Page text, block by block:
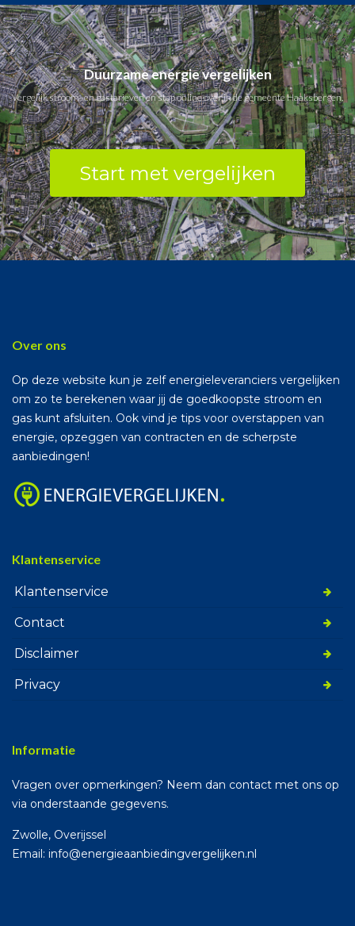
Duurzame energie vergelijken
Vergelijk stroom- en gastarieven en stap online over in de gemeente Haaksbergen.
Start met vergelijken
Over ons
Op deze website kun je zelf energieleveranciers vergelijken
om zo te berekenen waar jij de goedkoopste stroom en
gas kunt afsluiten. Ook vind je tips voor overstappen van
energie, opzeggen van contracten en de scherpste
aanbiedingen!
Klantenservice
Klantenservice
Contact
Disclaimer
Privacy
Informatie
Vragen over opmerkingen? Neem dan contact met ons op
via onderstaande gegevens.
Zwolle, Overijssel
Email: info@energieaanbiedingvergelijken.nl